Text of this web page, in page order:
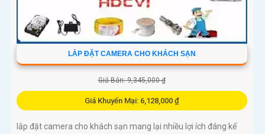
LẮP ĐẶT CAMERA CHO KHÁCH SẠN
Giá Bán: 9,345,000 ₫
Giá Khuyến Mại: 6,128,000 ₫
lắp đặt camera cho khách sạn mang lại nhiều lợi ích đáng kể